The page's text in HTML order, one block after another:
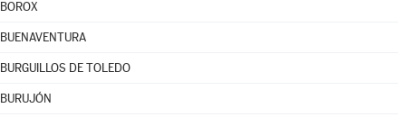
BOROX
BUENAVENTURA
BURGUILLOS DE TOLEDO
BURUJÓN